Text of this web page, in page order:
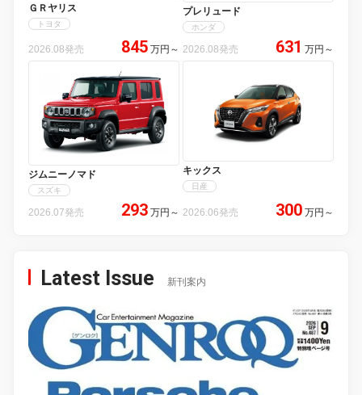
ＧＲヤリス
トヨタ
2026.08発売 845 万円 ～
プレリュード
ホンダ
2026.08発売 631 万円 ～
ジムニーノマド
スズキ
2026.07発売 293 万円 ～
キックス
日産
2026.06発売 300 万円 ～
Latest Issue 新刊案内